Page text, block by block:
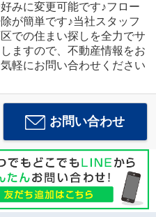
みに変更可能です♪フロー
が簡単です♪当社スタッフ
での住まい探しを全力でサ
ますので、不動産情報をお
軽にお問い合わせください
お問い合わせ